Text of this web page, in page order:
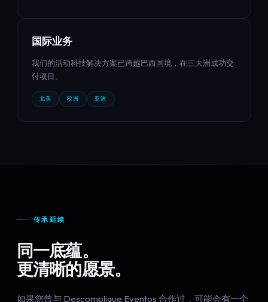
国际业务
我们的活动科技解决方案已跨越巴西国境，在三大洲成功交
付项目。
北美 欧洲 亚洲
传承延续
同一底蕴。
更清晰的愿景。
如果您曾与 Descomplique Eventos 合作过，可能会有一个